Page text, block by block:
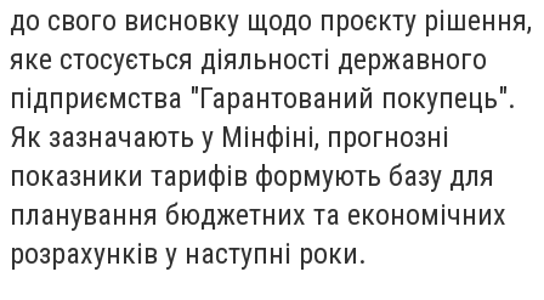
до свого висновку щодо проєкту рішення,
яке стосується діяльності державного
підприємства "Гарантований покупець".
Як зазначають у Мінфіні, прогнозні
показники тарифів формують базу для
планування бюджетних та економічних
розрахунків у наступні роки.